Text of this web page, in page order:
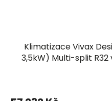
Klimatizace Vivax
3,5kW) Multi-split